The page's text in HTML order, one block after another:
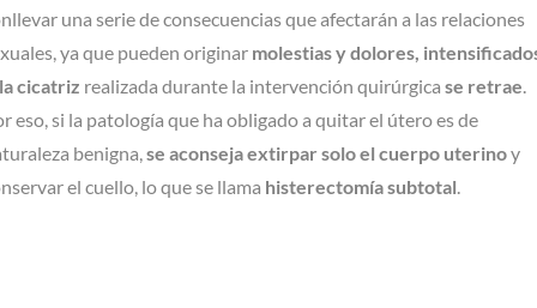
una serie de consecuencias que afectarán a las relaciones
ya que pueden originar molestias y dolores,
cicatriz realizada durante la intervención quirúrgica se retrae.
eso, si la patología que ha obligado a quitar el útero es de
benigna,se aconseja extirpar solo el cuerpo uterinoy
el cuello, lo que se llama histerectomía subtotal.